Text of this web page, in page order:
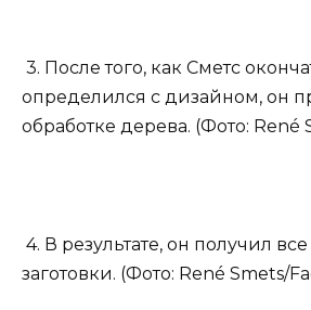
3. После того, как Сметс
определился с дизайном, он
обработке дерева. (Фото: René
4. В результате, он получил
заготовки. (Фото: René Smets/